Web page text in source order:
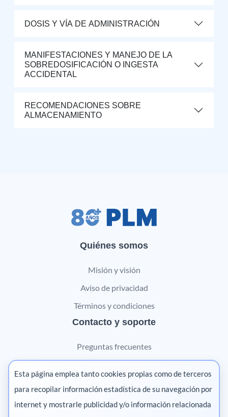
DOSIS Y VÍA DE ADMINISTRACIÓN
MANIFESTACIONES Y MANEJO DE LA
SOBREDOSIFICACIÓN O INGESTA
ACCIDENTAL
RECOMENDACIONES SOBRE
ALMACENAMIENTO
Quiénes somos
Misión y visión
Aviso de privacidad
Términos y condiciones
Contacto y soporte
Preguntas frecuentes
Contáctanos
Marketing digital
Pharma
Esta página emplea tanto cookies propias como de terceros
para recopilar información estadística de su navegación por
internet y mostrarle publicidad y/o información relacionada